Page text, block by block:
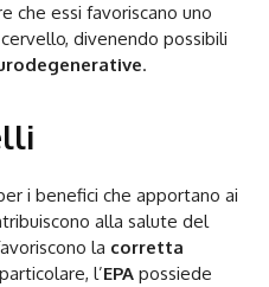
che essi favoriscano uno
divenendo possibili
.
i benefici che apportano ai
alla salute del
la corretta
l’EPA possiede